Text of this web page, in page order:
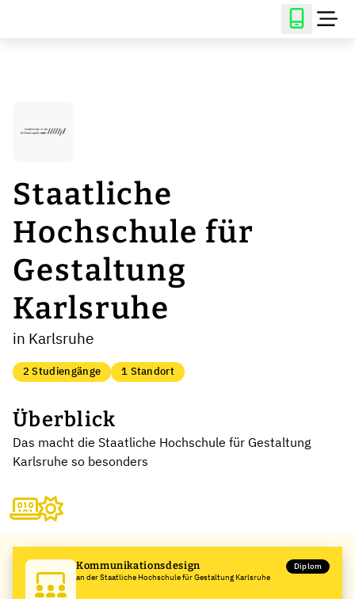
Staatliche
Hochschule für
Gestaltung
Karlsruhe
in Karlsruhe
2 Studiengänge 1 Standort
Überblick
Das macht die Staatliche Hochschule für Gestaltung
Karlsruhe so besonders
Kommunikationsdesign
an der Staatliche Hochschule für Gestaltung Karlsruhe
Diplom